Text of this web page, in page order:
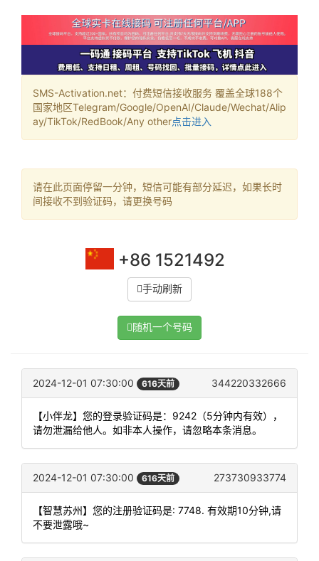
SMS-Activation.net：付费短信接收服务 覆盖全球188个
国家地区Telegram/Google/OpenAI/Claude/Wechat/Alip
ay/TikTok/RedBook/Any other点击进入
请在此页面停留一分钟，短信可能有部分延迟，如果长时
间接收不到验证码，请更换号码
+86 1521492
手动刷新
随机一个号码
2024-12-01 07:30:00 616天前 344220332666
【小伴龙】您的登录验证码是：9242（5分钟内有效），
请勿泄漏给他人。如非本人操作，请忽略本条消息。
2024-12-01 07:30:00 616天前 273730933774
【智慧苏州】您的注册验证码是: 7748. 有效期10分钟,请
不要泄露哦~